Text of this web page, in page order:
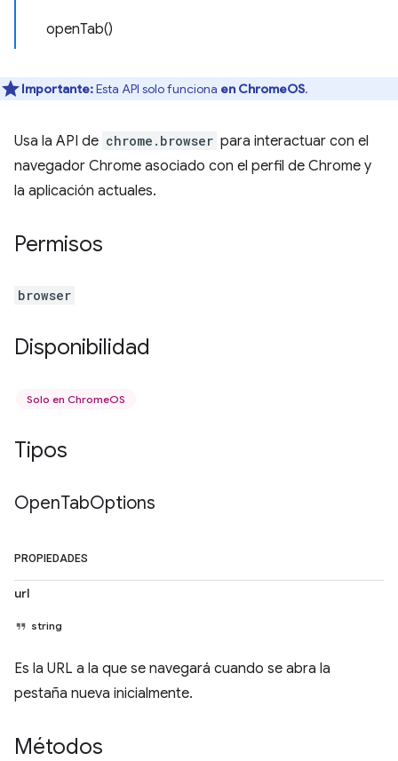
openTab()
Importante:Esta API solo funciona en ChromeOS.
Usa la API de chrome.browser para interactuar con el
navegador Chrome asociado con el perfil de Chrome y
la aplicación actuales.
Permisos
browser
Disponibilidad
Solo en ChromeOS
Tipos
OpenTabOptions
PROPIEDADES
url
string
Es la URL a la que se navegará cuando se abra la
pestaña nueva inicialmente.
Métodos